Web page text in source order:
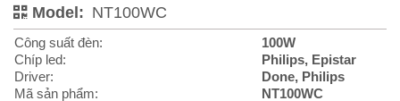
Model: NT100WC
Công suất đèn:
100W
Chíp led:
Philips, Epistar
Driver:
Done, Philips
Mã sản phẩm:
NT100WC